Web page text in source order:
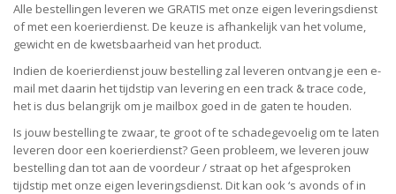
Alle bestellingen leveren we GRATIS met onze eigen leveringsdienst
of met een koerierdienst. De keuze is afhankelijk van het volume,
gewicht en de kwetsbaarheid van het product.
Indien de koerierdienst jouw bestelling zal leveren ontvang je een e-
mail met daarin het tijdstip van levering en een track & trace code,
het is dus belangrijk om je mailbox goed in de gaten te houden.
Is jouw bestelling te zwaar, te groot of te schadegevoelig om te laten
leveren door een koerierdienst? Geen probleem, we leveren jouw
bestelling dan tot aan de voordeur / straat op het afgesproken
tijdstip met onze eigen leveringsdienst. Dit kan ook ‘s avonds of in